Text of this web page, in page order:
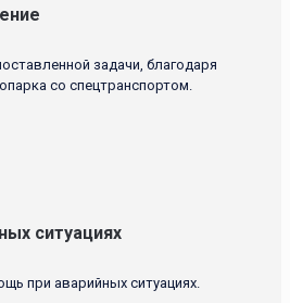
задачи, благодаря
со спецтранспортом.
ситуациях
при аварийных ситуациях.